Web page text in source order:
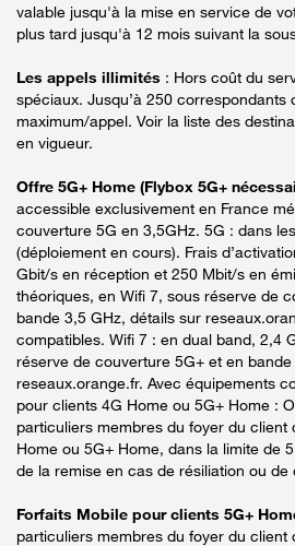
valable jusqu'à la mise en service de
plus tard jusqu'à 12 mois suivant la
Les appels illimités : Hors coût du
spéciaux. Jusqu’à 250 correspondants
maximum/appel. Voir la liste des
en vigueur.
Offre 5G+ Home (Flybox 5G+
accessible exclusivement en France
couverture 5G en 3,5GHz. 5G : dans
(déploiement en cours). Frais
Gbit/s en réception et 250 Mbit/s en
théoriques, en Wifi 7, sous réserve de
bande 3,5 GHz, détails sur
compatibles. Wifi 7 : en dual band, 2,4
réserve de couverture 5G+ et en
reseaux.orange.fr. Avec équipements
pour clients 4G Home ou 5G+ Home :
particuliers membres du foyer du client
Home ou 5G+ Home, dans la limite de
de la remise en cas de résiliation ou de
Forfaits Mobile pour clients 5G+
particuliers membres du foyer du client